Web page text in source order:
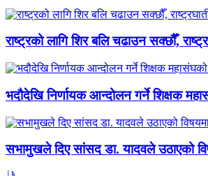
राष्ट्रको लागि शिर बलि चढाउन सक्छौँ,
भदौदेखि निर्णायक आन्दोलन गर्ने शिक्षक
सभामुखले दिए सांसद डा‍‍. यादवले उठाएको